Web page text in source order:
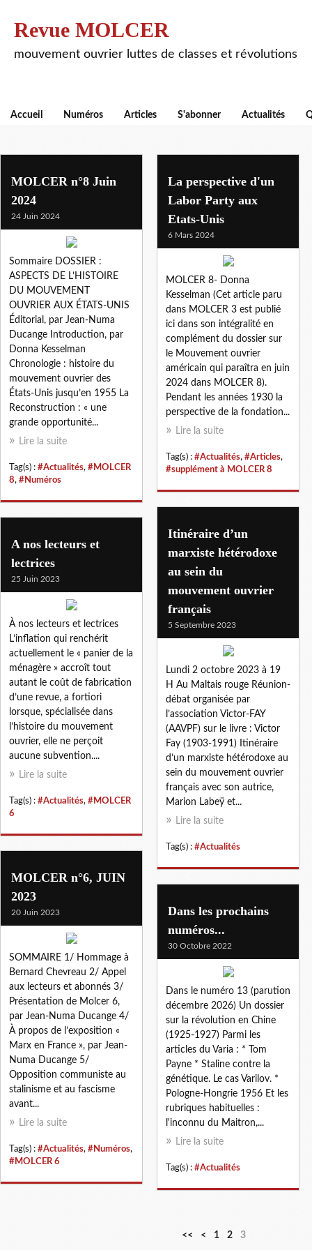
Revue MOLCER
mouvement ouvrier luttes de classes et révolutions
Accueil Numéros Articles S'abonner Actualités
actualites
MOLCER n°8 Juin
2024
24 Juin 2024
Sommaire DOSSIER :
ASPECTS DE L’HISTOIRE
DU MOUVEMENT
OUVRIER AUX ÉTATS-UNIS
Éditorial, par Jean-Numa
Ducange Introduction, par
Donna Kesselman
Chronologie : histoire du
mouvement ouvrier des
États-Unis jusqu’en 1955 La
Reconstruction : « une
grande opportunité...
Lire la suite
Tag(s) : #Actualités, #MOLCER
8, #Numéros
La perspective d'un
Labor Party aux
Etats-Unis
6 Mars 2024
MOLCER 8- Donna
Kesselman (Cet article paru
dans MOLCER 3 est publié
ici dans son intégralité en
complément du dossier sur
le Mouvement ouvrier
américain qui paraîtra en juin
2024 dans MOLCER 8).
Pendant les années 1930 la
perspective de la fondation...
Lire la suite
Tag(s) : #Actualités, #Articles,
#supplément à MOLCER 8
Itinéraire d’un
marxiste hétérodoxe
au sein du
mouvement ouvrier
français
5 Septembre 2023
Lundi 2 octobre 2023 à 19
H Au Maltais rouge Réunion-
débat organisée par
l’association Victor-FAY
(AAVPF) sur le livre : Victor
Fay (1903-1991) Itinéraire
d’un marxiste hétérodoxe au
sein du mouvement ouvrier
français avec son autrice,
Marion Labeÿ et...
Lire la suite
Tag(s) : #Actualités
A nos lecteurs et
lectrices
25 Juin 2023
À nos lecteurs et lectrices
L’inflation qui renchérit
actuellement le « panier de la
ménagère » accroît tout
autant le coût de fabrication
d’une revue, a fortiori
lorsque, spécialisée dans
l’histoire du mouvement
ouvrier, elle ne perçoit
aucune subvention....
Lire la suite
Tag(s) : #Actualités, #MOLCER
6
MOLCER n°6, JUIN
2023
20 Juin 2023
SOMMAIRE 1/ Hommage à
Bernard Chevreau 2/ Appel
aux lecteurs et abonnés 3/
Présentation de Molcer 6,
par Jean-Numa Ducange 4/
À propos de l’exposition «
Marx en France », par Jean-
Numa Ducange 5/
Opposition communiste au
stalinisme et au fascisme
avant...
Lire la suite
Tag(s) : #Actualités, #Numéros,
#MOLCER 6
Dans les prochains
numéros...
30 Octobre 2022
Dans le numéro 13 (parution
décembre 2026) Un dossier
sur la révolution en Chine
(1925-1927) Parmi les
articles du Varia : * Tom
Payne * Staline contre la
génétique. Le cas Varilov. *
Pologne-Hongrie 1956 Et les
rubriques habituelles :
l'inconnu du Maitron,...
Lire la suite
Tag(s) : #Actualités
<< < 1 2 3